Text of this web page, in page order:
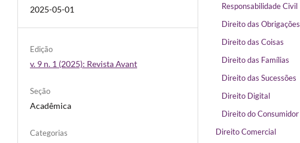
2025-05-01
Edição
v. 9 n. 1 (2025): Revista Avant
Seção
Acadêmica
Categorias
Responsabilidade Civil
Direito das Obrigações
Direito das Coisas
Direito das Famílias
Direito das Sucessões
Direito Digital
Direito do Consumidor
Direito Comercial